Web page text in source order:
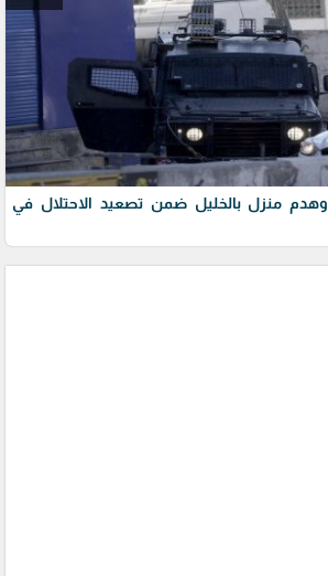
وهدم منزل بالخليل ضمن تصعيد الاحتلال في